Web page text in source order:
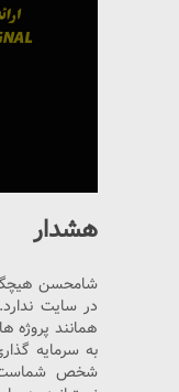
هشدار
شامحسن
در سایت
همانند پروژه
به سرمایه
شخص شماست.